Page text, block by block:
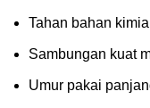
Tahan bahan kimia
Sambungan kuat
Umur pakai